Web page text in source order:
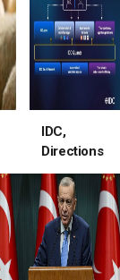
Refah
Partisinden
istifa etti.
IDC,
Directions
2026'da
IDC
Quanta™
çözümünü
tanıtarak
teknoloji